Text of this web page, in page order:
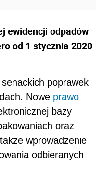
ewidencji odpadów
od 1 stycznia 2020
poprawek
Nowe prawo
bazy
oraz
wprowadzenie
odbieranych